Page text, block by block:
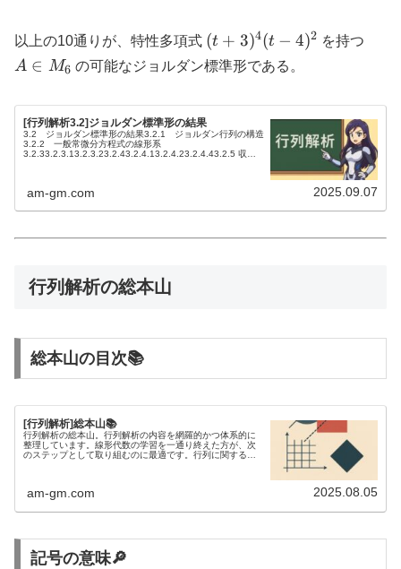
以上の10通りが、特性多項式 (t+3)^4(t-
4)^2
(t + 3)4(t − 4)2 を持つ
A ∈ M6 の可能なジョルダン標準形である。
[行列解析3.2]ジョルダン標準形の結果
3.2 ジョルダン標準形の結果3.2.1 ジョルダン行列の構造
3.2.2 一般常微分方程式の線形系
3.2.33.2.3.13.2.3.23.2.43.2.4.13.2.4.23.2.4.43.2.5 収束
am-gm.com 2025.09.07
行列解析の総本山
総本山の目次📚
[行列解析]総本山📚
行列解析の総本山。行列解析の内容を網羅的かつ体系的に
整理しています。線形代数の学習を一通り終えた方が、次
のステップとして取り組むのに最適です。行列に関する不
am-gm.com 2025.08.05
記号の意味🔎